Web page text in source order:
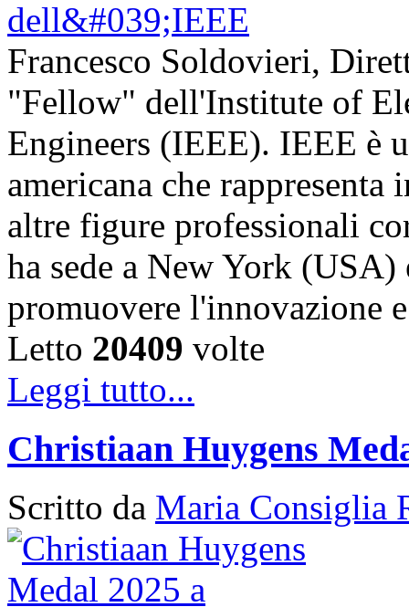
Francesco Soldovieri,
"Fellow" dell'Institute of
Engineers (IEEE). IEEE è
americana che
altre figure professionali
ha sede a New York
promuovere l'innovazione
Letto 20409 volte
Leggi tutto...
Christiaan Huygens
Scritto da Maria Consiglia